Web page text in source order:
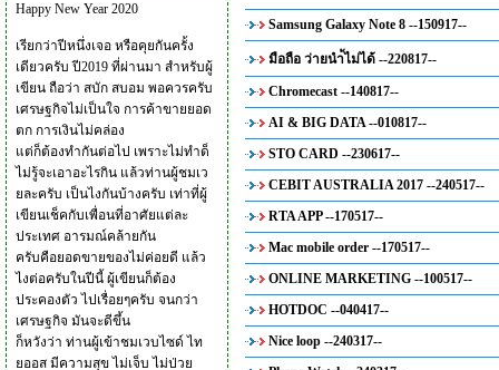
Happy New Year 2020
เรียกว่าปีหนึ่งเจอ หรือคุยกันครั้ง
เดียวครับ ปี2019 ที่ผ่านมา สำหรับผู้
เขียน ถือว่า สบัก สบอม พอควรครับ
เศรษฐกิจไม่เป็นใจ การค้าขายยอด
ตก การเงินไม่คล่อง
แต่ก็ต้องทำกันต่อไป เพราะไม่ทำด็
ไม่รู้จะเอาอะไรกิน แล้วท่านผู้ชมเว
ยละครับ เป็นไงกันบ้างครับ เท่าที่ผู้
เขียนเช็คกับเพื่อนที่อาศัยแต่ละ
ประเทศ อารมณ์คล้ายกัน
ครับคือยอดขายของไม่ค่อยดี แล้ว
ไงต่อครับในปีนี้ ผู้เขียนก็ต้อง
ประคองตัว ไปเรื่อยๆครับ จนกว่า
เศรษฐกิจ มันจะดีขึ้น
ก็หวังว่า ท่านผู้เข้าชมเวบไซด์ ไท
ยออส มีความสุข ไม่เจ็บ ไม่ป่วย
Samsung Galaxy Note 8 --150917--
มือถือ ว่ายนำ้ไม่ได้ --220817--
Chromecast --140817--
AI & BIG DATA --010817--
STO CARD --230617--
CEBIT AUSTRALIA 2017 --240517--
RTA APP --170517--
Mac mobile order --170517--
ONLINE MARKETING --100517--
HOTDOC --040417--
Nice loop --240317--